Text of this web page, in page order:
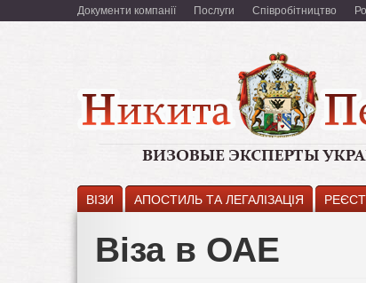
к
Документи компанії Послуги Співробітництво
ВІЗИ АПОСТИЛЬ ТА ЛЕГАЛІЗАЦІЯ
Віза в ОАЕ